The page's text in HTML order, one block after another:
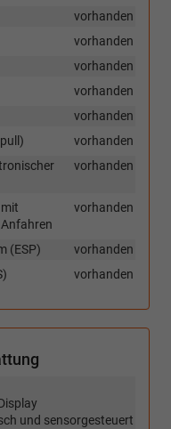
vorhanden
vorhanden
vorhanden
vorhanden
vorhanden
vorhanden
vorhanden
vorhanden
vorhanden
(ESP)
vorhanden
und sensorgesteuert